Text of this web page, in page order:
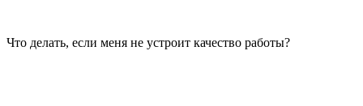
Что делать, если меня не устроит качество работы?